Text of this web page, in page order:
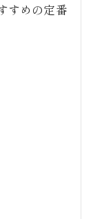
すめの定番